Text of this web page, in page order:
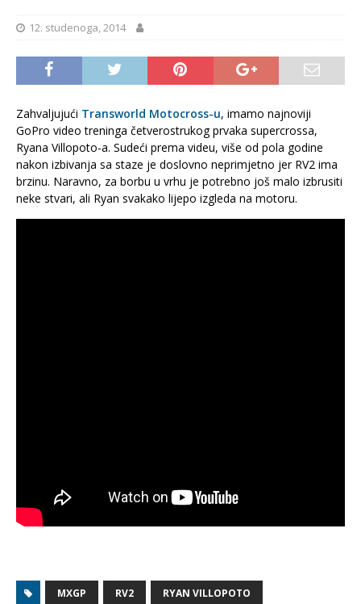
12. studenoga, 2014
Zahvaljujući Transworld Motocross-u, imamo najnoviji
GoPro video treninga četverostrukog prvaka supercrossa,
Ryana Villopoto-a. Sudeći prema videu, više od pola godine
nakon izbivanja sa staze je doslovno neprimjetno jer RV2 ima
brzinu. Naravno, za borbu u vrhu je potrebno još malo izbrusiti
neke stvari, ali Ryan svakako lijepo izgleda na motoru.
MXGP RV2 RYAN VILLOPOTO